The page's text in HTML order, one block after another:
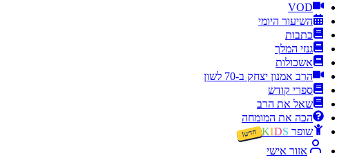
VOD
השיעור היומי
כתבות
גנזי המלך
אשכולות
הרב אמנון יצחק ב-70 לשון
ספרי קודש
שאל את הרב
הכה את המומחה
שופר
KIDS חדש!
אזור אישי